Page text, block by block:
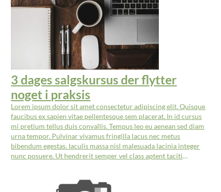
3 dages salgskursus der flytter
noget i praksis
Lorem ipsum dolor sit amet consectetur adipiscing elit. Quisque
faucibus ex sapien vitae pellentesque sem placerat. In id cursus
mi pretium tellus duis convallis. Tempus leo eu aenean sed diam
urna tempor. Pulvinar vivamus fringilla lacus nec metus
bibendum egestas. Iaculis massa nisl malesuada lacinia integer
nunc posuere. Ut hendrerit semper vel class aptent taciti